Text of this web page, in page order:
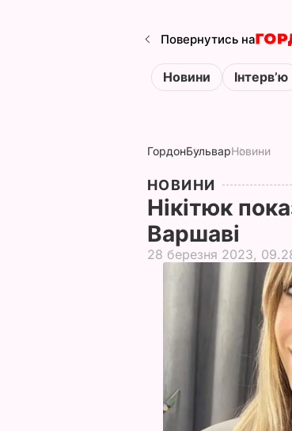
Повернутись на
Новини Інтервʼю
ГордонБульварНовини
НОВИНИ
Нікітюк
Варшаві
28 березня 2023,